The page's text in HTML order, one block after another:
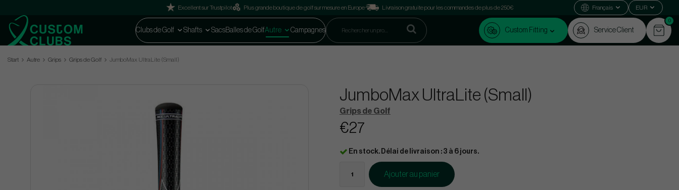
Excellent sur Trustpilot Plus grande boutique de golf sur mesure en Europe Livraison gratuite pour les commandes de plus de 250€ Français EUR
Clubs de Golf Shafts SacsBalles de GolfAutre Campagnes Custom Fitting Service Client
0
Start Autre Grips Grips de Golf JumboMax UltraLite (Small)
JumboMax UltraLite (Small)
Grips de Golf
€27
En stock. Délai de livraison : 3 à 6 jours.
Ajouter au panier